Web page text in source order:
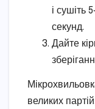
і сушіть
секунд.
Дайте
великих